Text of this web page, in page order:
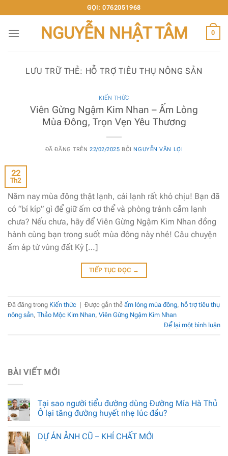
đến
nội
GỌI: 0762051968
NGUYỄN NHẬT TÂM 0
LƯU TRỮ THẺ: HỖ TRỢ TIÊU THỤ NÔNG SẢN
KIẾN THỨC
Viên Gừng Ngậm Kim Nhan – Ấm Lòng
Mùa Đông, Trọn Vẹn Yêu Thương
ĐÃ ĐĂNG TRÊN 22/02/2025 BỞI NGUYỄN VĂN LỢI
22
Th2
Năm nay mùa đông thật lạnh, cái lạnh rất khó chịu! Bạn đã
có “bí kíp” gì để giữ ấm cơ thể và phòng tránh cảm lạnh
chưa? Nếu chưa, hãy để Viên Gừng Ngậm Kim Nhan đồng
hành cùng bạn trong suốt mùa đông này nhé! Câu chuyện
ấm áp từ vùng đất Kỳ […]
TIẾP TỤC ĐỌC →
Đã đăng trong Kiến thức Được gắn thẻ ấm lòng mùa đông, hỗ trợ tiêu thụ
nông sản, Thảo Mộc Kim Nhan, Viên Gừng Ngậm Kim Nhan
Để lại một bình luận
BÀI VIẾT MỚI
Tại sao người tiểu đường dùng Đường Mía Hà Thủ
Ô lại tăng đường huyết nhẹ lúc đầu?
DỰ ÁN ẢNH CŨ – KHÍ CHẤT MỚI